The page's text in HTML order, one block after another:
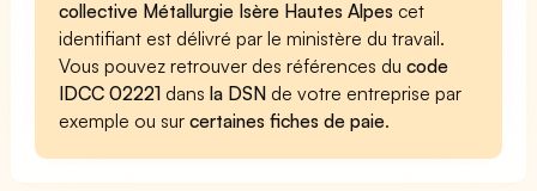
collective Métallurgie Isère Hautes Alpes cet
identifiant est délivré par le ministère du travail.
Vous pouvez retrouver des références ducode
IDCC 02221 dansla DSN de votre entreprise par
exemple ou surcertaines fiches de paie.